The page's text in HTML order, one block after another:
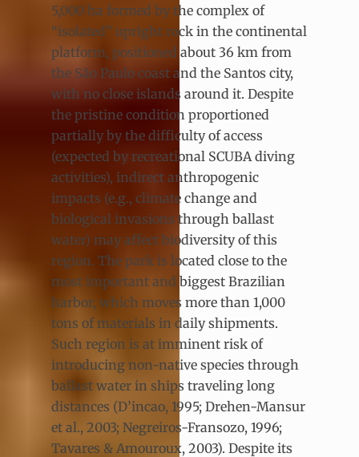
5,000 ha formed by the complex of
“isolated” upright rock in the continental
platform, positioned about 36 km from
the São Paulo coast and the Santos city,
with no close islands around it. Despite
the pristine condition proportioned
partially by the difficulty of access
(expected by recreational SCUBA diving
activities), indirect anthropogenic
impacts (e.g., climate change and
biological invasions through ballast
water) may affect biodiversity of this
region. The park is located close to the
most important and biggest Brazilian
harbor, which moves more than 1,000
tons of materials in daily shipments.
Such region is at imminent risk of
introducing non-native species through
ballast water in ships traveling long
distances (D’incao, 1995; Drehen-Mansur
et al., 2003; Negreiros-Fransozo, 1996;
Tavares & Amouroux, 2003). Despite its